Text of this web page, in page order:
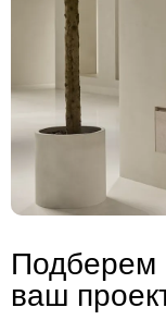
Подберем
ваш